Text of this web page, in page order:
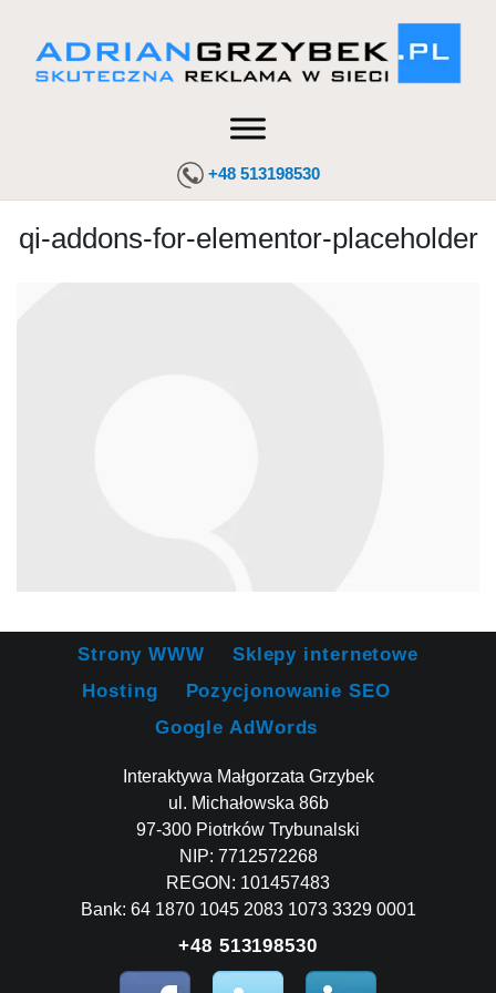
+48 513198530
qi-addons-for-elementor-placeholder
Strony WWW
Sklepy internetowe
Hosting
Pozycjonowanie SEO
Google AdWords
Interaktywa Małgorzata Grzybek
ul. Michałowska 86b
97-300 Piotrków Trybunalski
NIP: 7712572268
REGON: 101457483
Bank: 64 1870 1045 2083 1073 3329 0001
+48 513198530